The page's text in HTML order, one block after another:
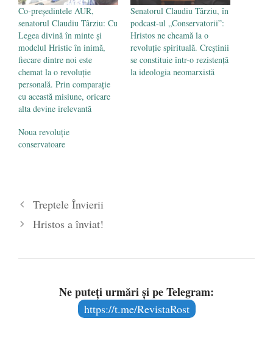
Co-președintele AUR,
senatorul Claudiu Târziu: Cu
Legea divină în minte și
modelul Hristic în inimă,
fiecare dintre noi este
chemat la o revoluție
personală. Prin comparație
cu această misiune, oricare
alta devine irelevantă
Senatorul Claudiu Târziu, în
podcast-ul „Conservatorii”:
Hristos ne cheamă la o
revoluție spirituală. Creștinii
se constituie într-o rezistență
la ideologia neomarxistă
Noua revoluție
conservatoare
Treptele Învierii
Hristos a înviat!
Ne puteți urmări și pe Telegram:
https://t.me/RevistaRost